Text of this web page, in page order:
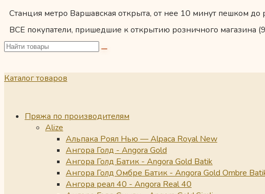
Станция метро Варшавская открыта, от нее 10 минут пешком до
ВСЕ покупатели, пришедшие к открытию розничного магазина
Каталог товаров
Пряжа по производителям
Alize
Альпака Роял Нью — Alpaca Royal New
Ангора Голд - Angora Gold
Ангора Голд Батик - Angora Gold Batik
Ангора Голд Омбре Батик - Angora Gold Ombre
Ангора реал 40 - Angora Real 40